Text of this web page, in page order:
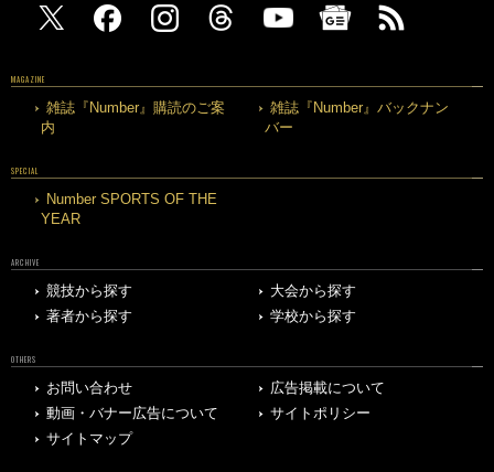
MAGAZINE
雑誌『Number』購読のご案
内
雑誌『Number』バックナン
バー
SPECIAL
Number SPORTS OF THE
YEAR
ARCHIVE
競技から探す
大会から探す
著者から探す
学校から探す
OTHERS
お問い合わせ
広告掲載について
動画・バナー広告について
サイトポリシー
サイトマップ